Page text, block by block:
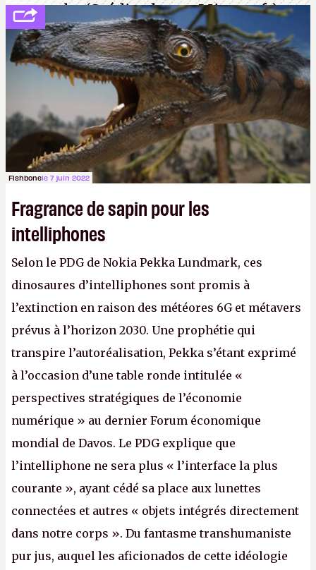
exemple. (Crédit photo : Microsoft)
Fishbonele 7 juin 2022
Fragrance de sapin pour les
intelliphones
Selon le PDG de Nokia Pekka Lundmark, ces
dinosaures d’intelliphones sont promis à
l’extinction en raison des météores 6G et métavers
prévus à l’horizon 2030. Une prophétie qui
transpire l’autoréalisation, Pekka s’étant exprimé
à l’occasion d’une table ronde intitulée «
perspectives stratégiques de l’économie
numérique » au dernier Forum économique
mondial de Davos. Le PDG explique que
l’intelliphone ne sera plus « l’interface la plus
courante », ayant cédé sa place aux lunettes
connectées et autres « objets intégrés directement
dans notre corps ». Du fantasme transhumaniste
pur jus, auquel les aficionados de cette idéologie